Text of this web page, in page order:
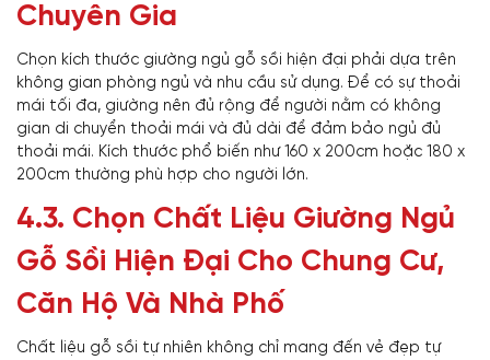
Chuyên Gia
Chọn kích thước giường ngủ gỗ sồi hiện đại phải dựa trên
không gian phòng ngủ và nhu cầu sử dụng. Để có sự thoải
mái tối đa, giường nên đủ rộng để người nằm có không
gian di chuyển thoải mái và đủ dài để đảm bảo ngủ đủ
thoải mái. Kích thước phổ biến như 160 x 200cm hoặc 180 x
200cm thường phù hợp cho người lớn.
4.3. Chọn Chất Liệu Giường Ngủ
Gỗ Sồi Hiện Đại Cho Chung Cư,
Căn Hộ Và Nhà Phố
Chất liệu gỗ sồi tự nhiên không chỉ mang đến vẻ đẹp tự